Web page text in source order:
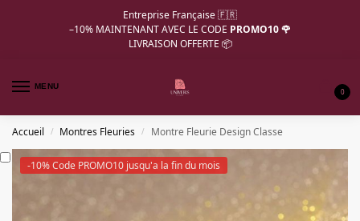
Entreprise Française 🇫🇷
–10% MAINTENANT AVEC LE CODE PROMO10 🌹
LIVRAISON OFFERTE 📦
MENU
0
Accueil / Montres Fleuries / Montre Fleurie Design Classe
-10% Code PROMO10 jusqu'a la fin du mois